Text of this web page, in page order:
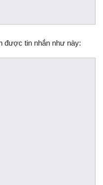
được tin nhắn như này: